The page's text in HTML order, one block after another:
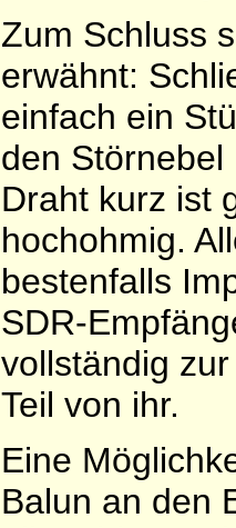
Zum Schluss
erwähnt:
einfach ein
den
Draht kurz ist
hochohmig.
bestenfalls
SDR-
vollständig
Teil von ihr.
Eine
Balun an den